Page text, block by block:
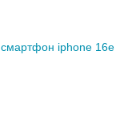
смартфон iphone